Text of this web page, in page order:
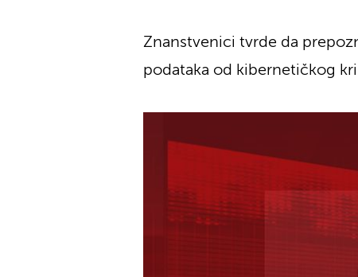
Znanstvenici tvrde da
podataka od kibernetičkog